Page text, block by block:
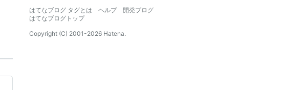
はてなブログ タグとは
ヘルプ
開発ブログ
はてなブログトップ
Copyright (C) 2001-2026 Hatena.